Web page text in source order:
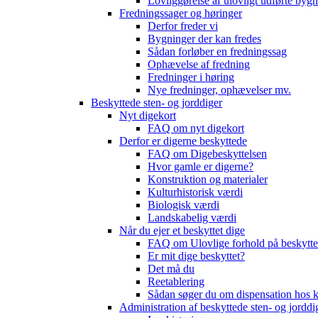
Fredningssager og høringer
Derfor freder vi
Bygninger der kan fredes
Sådan forløber en fredningssag
Ophævelse af fredning
Fredninger i høring
Nye fredninger, ophævelser mv.
Beskyttede sten- og jorddiger
Nyt digekort
FAQ om nyt digekort
Derfor er digerne beskyttede
FAQ om Digebeskyttelsen
Hvor gamle er digerne?
Konstruktion og materialer
Kulturhistorisk værdi
Biologisk værdi
Landskabelig værdi
Når du ejer et beskyttet dige
FAQ om Ulovlige forhold på
Er mit dige beskyttet?
Det må du
Reetablering
Sådan søger du om dispensation hos
Administration af beskyttede sten- og